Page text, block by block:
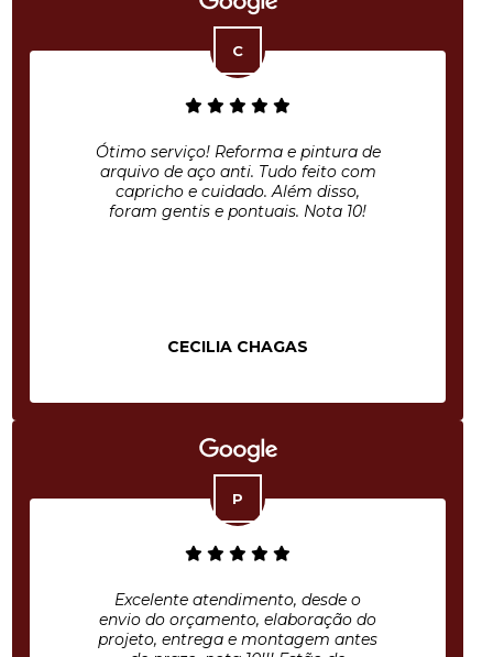
Ótimo serviço! Reforma e pintura de
arquivo de aço anti. Tudo feito com
capricho e cuidado. Além disso,
foram gentis e pontuais. Nota 10!
CECILIA CHAGAS
Excelente atendimento, desde o
envio do orçamento, elaboração do
projeto, entrega e montagem antes